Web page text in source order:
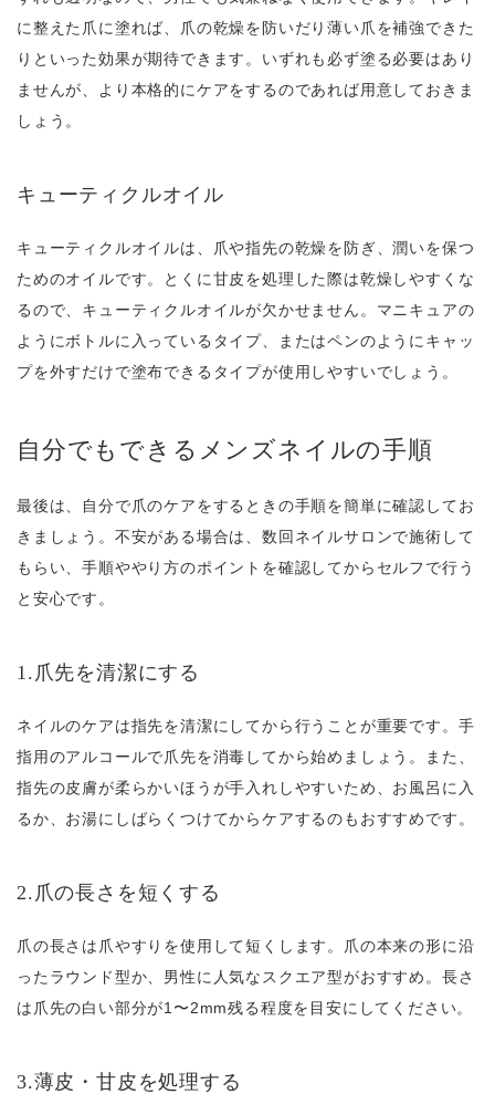
に整えた爪に塗れば、爪の乾燥を防いだり薄い爪を補強できた
りといった効果が期待できます。いずれも必ず塗る必要はあり
ませんが、より本格的にケアをするのであれば用意しておきま
しょう。
キューティクルオイル
キューティクルオイルは、爪や指先の乾燥を防ぎ、潤いを保つ
ためのオイルです。とくに甘皮を処理した際は乾燥しやすくな
るので、キューティクルオイルが欠かせません。マニキュアの
ようにボトルに入っているタイプ、またはペンのようにキャッ
プを外すだけで塗布できるタイプが使用しやすいでしょう。
自分でもできるメンズネイルの手順
最後は、自分で爪のケアをするときの手順を簡単に確認してお
きましょう。不安がある場合は、数回ネイルサロンで施術して
もらい、手順ややり方のポイントを確認してからセルフで行う
と安心です。
1.爪先を清潔にする
ネイルのケアは指先を清潔にしてから行うことが重要です。手
指用のアルコールで爪先を消毒してから始めましょう。また、
指先の皮膚が柔らかいほうが手入れしやすいため、お風呂に入
るか、お湯にしばらくつけてからケアするのもおすすめです。
2.爪の長さを短くする
爪の長さは爪やすりを使用して短くします。爪の本来の形に沿
ったラウンド型か、男性に人気なスクエア型がおすすめ。長さ
は爪先の白い部分が1〜2mm残る程度を目安にしてください。
3.薄皮・甘皮を処理する